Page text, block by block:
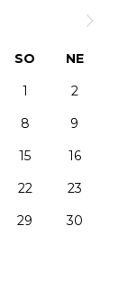
SO
NE
1
2
8
9
15
16
22
23
29
30